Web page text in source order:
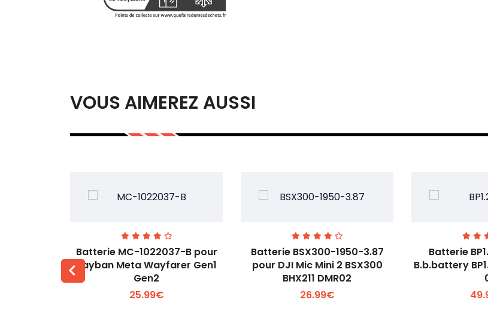
VOUS AIMEREZ AUSSI
Voir plus +
Batterie MC-1022037-B pour
Rayban Meta Wayfarer Gen1
Gen2
25.99€
Voir plus +
Batterie BSX300-1950-3.87
pour DJI Mic Mini 2 BSX300
BHX211 DMR02
26.99€
Batterie
B.b.battery